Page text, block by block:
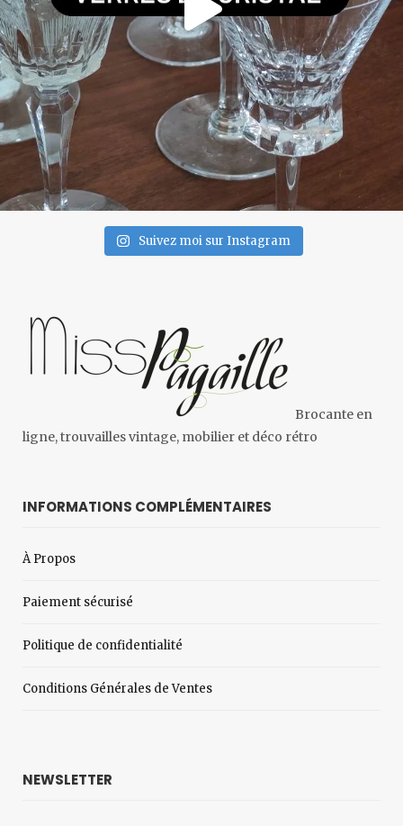
Suivez moi sur Instagram
Brocante en
ligne, trouvailles vintage, mobilier et déco rétro
INFORMATIONS COMPLÉMENTAIRES
À Propos
Paiement sécurisé
Politique de confidentialité
Conditions Générales de Ventes
NEWSLETTER